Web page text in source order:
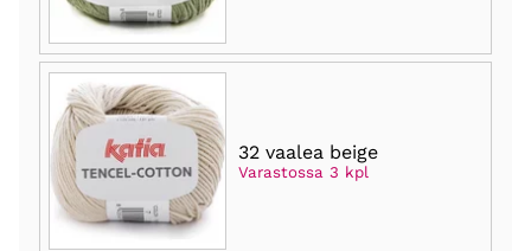
32 vaalea beige
Varastossa 3 kpl